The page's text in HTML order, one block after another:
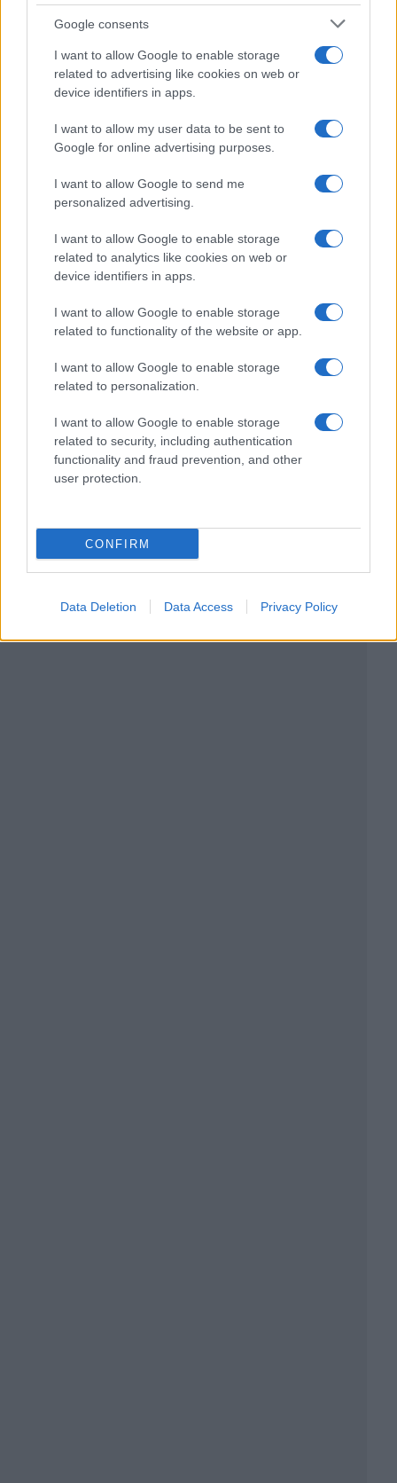
Google consents
I want to allow Google to enable storage
related to advertising like cookies on web or
device identifiers in apps.
I want to allow my user data to be sent to
Google for online advertising purposes.
I want to allow Google to send me
personalized advertising.
I want to allow Google to enable storage
related to analytics like cookies on web or
device identifiers in apps.
I want to allow Google to enable storage
related to functionality of the website or app.
I want to allow Google to enable storage
related to personalization.
I want to allow Google to enable storage
related to security, including authentication
functionality and fraud prevention, and other
user protection.
CONFIRM
Data Deletion Data Access Privacy Policy